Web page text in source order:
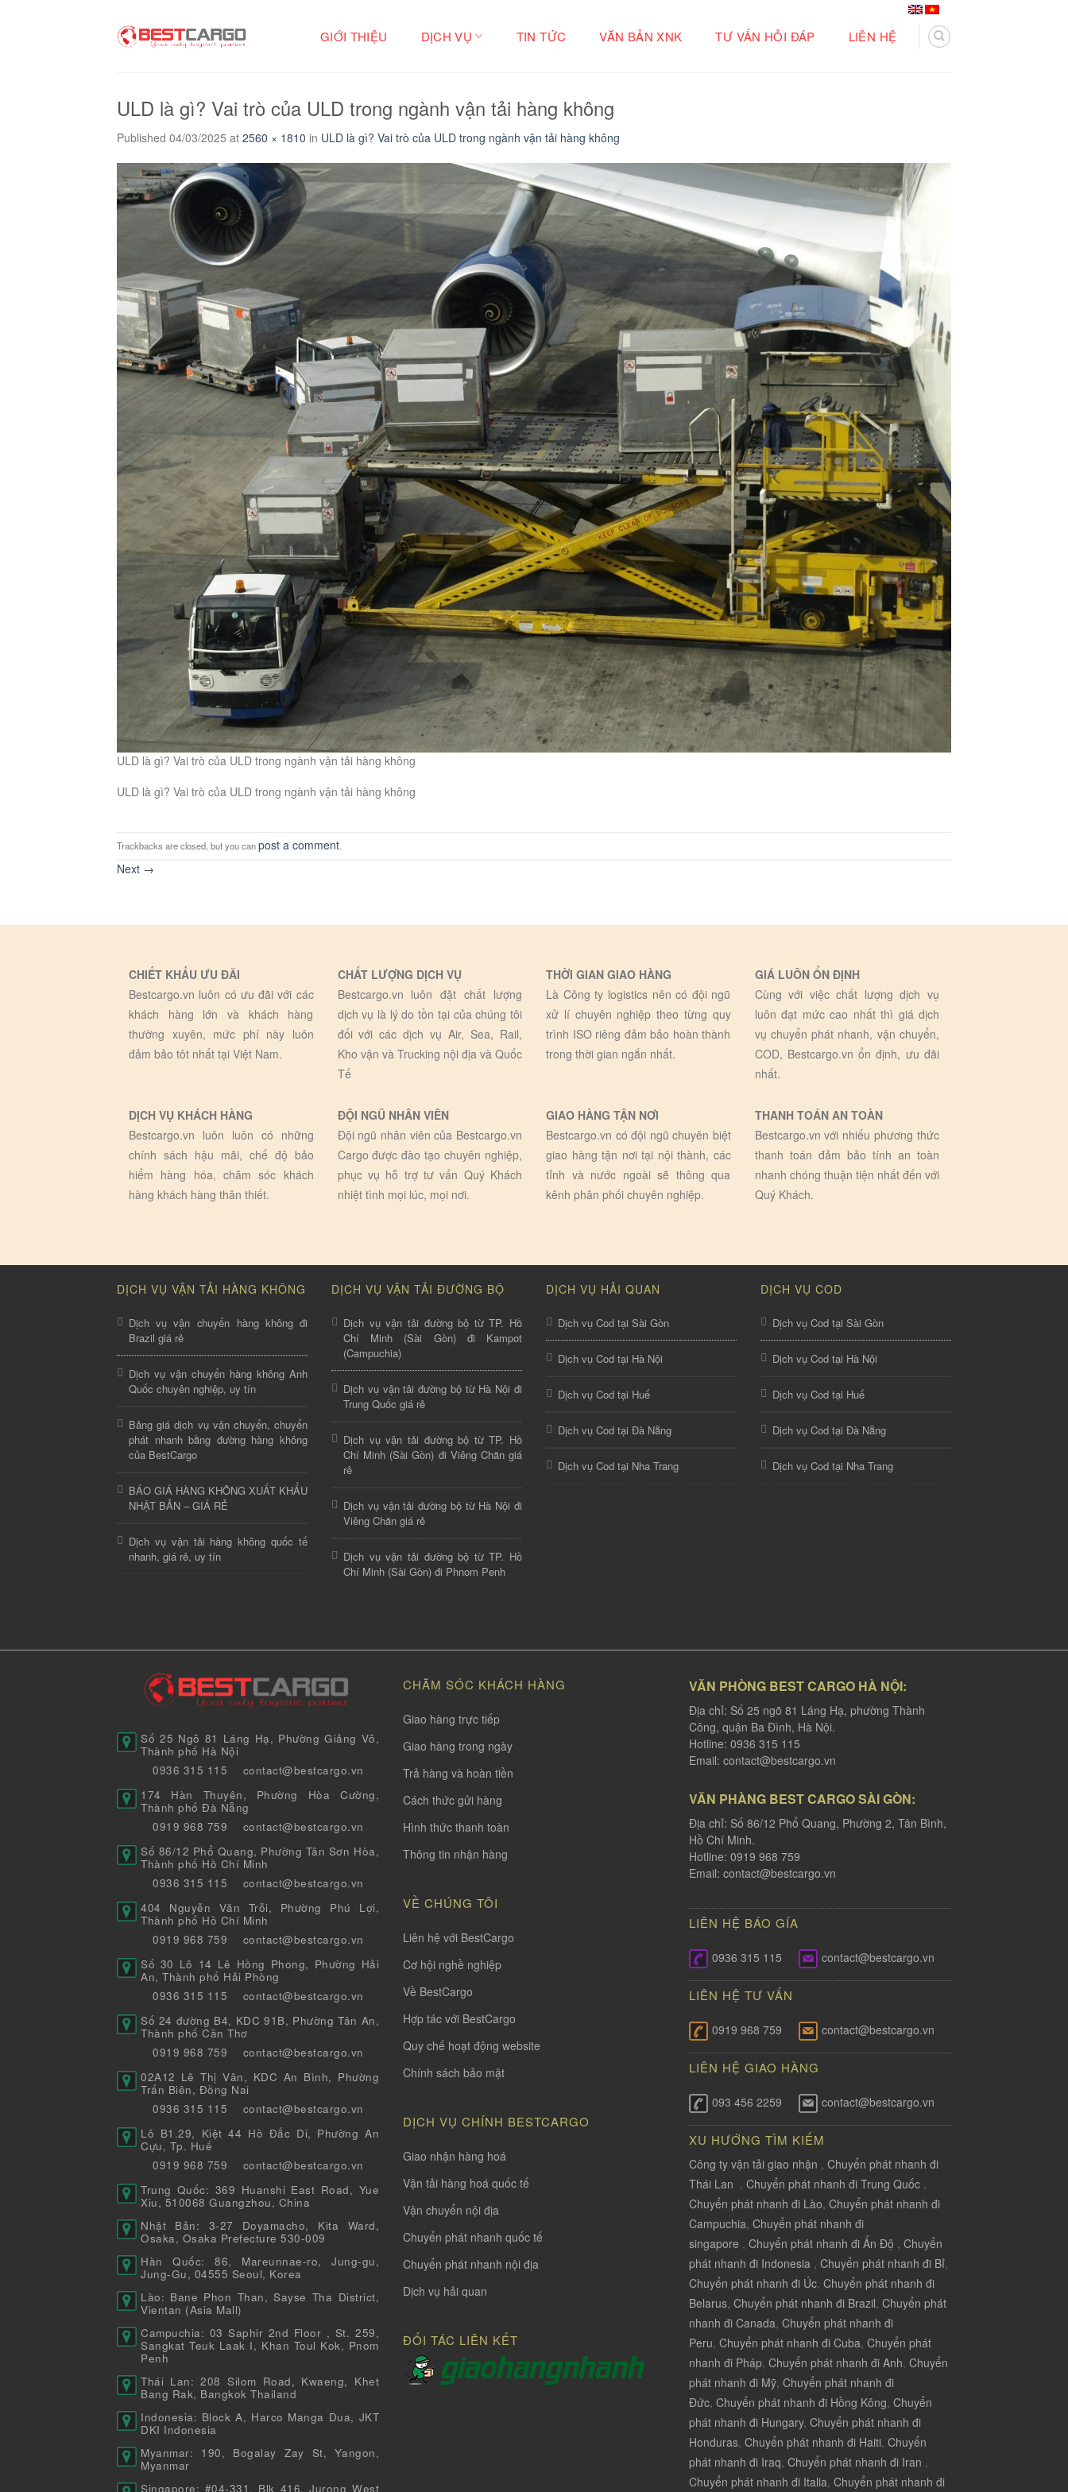
GIỚI THIỆU DỊCH VỤ TIN TỨC VĂN BẢN XNK TƯ VẤN HỎI ĐÁP LIÊN HỆ
ULD là gì? Vai trò của ULD trong ngành vận tải hàng không
Published 04/03/2025 at 2560 × 1810 in ULD là gì? Vai trò của ULD trong ngành vận tải hàng không
ULD là gì? Vai trò của ULD trong ngành vận tải hàng không
ULD là gì? Vai trò của ULD trong ngành vận tải hàng không
Trackbacks are closed, but you canpost a comment.
Next →
CHIẾT KHẤU ƯU ĐÃI
Bestcargo.vn luôn có ưu đãi với các
khách hàng lớn và khách hàng
thường xuyên, mức phí này luôn
đảm bảo tôt nhất tại Việt Nam.
CHẤT LƯỢNG DỊCH VỤ
Bestcargo.vn luôn đặt chất lượng
dịch vụ là lý do tồn tại của chúng tôi
đối với các dịch vụ Air, Sea, Rail,
Kho vận và Trucking nội địa và Quốc
Tế
THỜI GIAN GIAO HÀNG
Là Công ty logistics nên có đội ngũ
xử lí chuyên nghiệp theo từng quy
trình ISO riêng đảm bảo hoàn thành
trong thời gian ngắn nhất.
GIÁ LUÔN ỔN ĐỊNH
Cùng với việc chất lượng dịch vụ
luôn đạt mức cao nhất thì giá dịch
vụ chuyển phát nhanh, vận chuyển,
COD, Bestcargo.vn ổn định, ưu đãi
nhất.
DỊCH VỤ KHÁCH HÀNG
Bestcargo.vn luôn luôn có những
chính sách hậu mãi, chế độ bảo
hiểm hàng hóa, chăm sóc khách
hàng khách hàng thân thiết.
ĐỘI NGŨ NHÂN VIÊN
Đội ngũ nhân viên của Bestcargo.vn
Cargo được đào tạo chuyên nghiệp,
phục vụ hỗ trợ tư vấn Quý Khách
nhiệt tình mọi lúc, mọi nơi.
GIAO HÀNG TẬN NƠI
Bestcargo.vn có đội ngũ chuyên biệt
giao hàng tận nơi tại nội thành, các
tỉnh và nước ngoài sẽ thông qua
kênh phân phối chuyên nghiệp.
THANH TOÁN AN TOÀN
Bestcargo.vn với nhiếu phương thức
thanh toán đảm bảo tính an toàn
nhanh chóng thuận tiện nhất đến với
Quý Khách.
DỊCH VỤ VẬN TẢI HÀNG KHÔNG
Dịch vụ vận chuyển hàng không đi
Brazil giá rẻ
Dịch vụ vận chuyển hàng không Anh
Quốc chuyên nghiệp, uy tín
Bảng giá dịch vụ vận chuyển, chuyển
phát nhanh bằng đường hàng không
của BestCargo
BÁO GIÁ HÀNG KHÔNG XUẤT KHẨU
NHẬT BẢN – GIÁ RẺ
Dịch vụ vận tải hàng không quốc tế
nhanh, giá rẻ, uy tín
DỊCH VỤ VẬN TẢI ĐƯỜNG BỘ
Dịch vụ vận tải đường bộ từ TP. Hồ
Chí Minh (Sài Gòn) đi Kampot
(Campuchia)
Dịch vụ vận tải đường bộ từ Hà Nội đi
Trung Quốc giá rẻ
Dịch vụ vận tải đường bộ từ TP. Hồ
Chí Minh (Sài Gòn) đi Viêng Chăn giá
rẻ
Dịch vụ vận tải đường bộ từ Hà Nội đi
Viêng Chăn giá rẻ
Dịch vụ vận tải đường bộ từ TP. Hồ
Chí Minh (Sài Gòn) đi Phnom Penh
DỊCH VỤ HẢI QUAN
Dịch vụ Cod tại Sài Gòn
Dịch vụ Cod tại Hà Nội
Dịch vụ Cod tại Huế
Dịch vụ Cod tại Đà Nẵng
Dịch vụ Cod tại Nha Trang
DỊCH VỤ COD
Dịch vụ Cod tại Sài Gòn
Dịch vụ Cod tại Hà Nội
Dịch vụ Cod tại Huế
Dịch vụ Cod tại Đà Nẵng
Dịch vụ Cod tại Nha Trang
Số 25 Ngõ 81 Láng Hạ, Phường Giảng Võ,
Thành phố Hà Nội
0936 315 115
contact@bestcargo.vn
174 Hàn Thuyên, Phường Hòa Cường,
Thành phố Đà Nẵng
0919 968 759
contact@bestcargo.vn
Số 86/12 Phổ Quang, Phường Tân Sơn Hòa,
Thành phố Hồ Chí Minh
0936 315 115
contact@bestcargo.vn
404 Nguyễn Văn Trỗi, Phường Phú Lợi,
Thành phố Hồ Chí Minh
0919 968 759
contact@bestcargo.vn
Số 30 Lô 14 Lê Hồng Phong, Phường Hải
An, Thành phố Hải Phòng
0936 315 115
contact@bestcargo.vn
Số 24 đường B4, KDC 91B, Phường Tân An,
Thành phố Cần Thơ
0919 968 759
contact@bestcargo.vn
02A12 Lê Thị Vân, KDC An Bình, Phường
Trấn Biên, Đồng Nai
0936 315 115
contact@bestcargo.vn
Lô B1.29, Kiệt 44 Hồ Đắc Di, Phường An
Cựu, Tp. Huế
0919 968 759
contact@bestcargo.vn
Trung Quốc: 369 Huanshi East Road, Yue
Xiu, 510068 Guangzhou, China
Nhật Bản: 3-27 Doyamacho, Kita Ward,
Osaka, Osaka Prefecture 530-009
Hàn Quốc: 86, Mareunnae-ro, Jung-gu,
Jung-Gu, 04555 Seoul, Korea
Lào: Bane Phon Than, Sayse Tha District,
Vientan (Asia Mall)
Campuchia: 03 Saphir 2nd Floor , St. 259,
Sangkat Teuk Laak I, Khan Toul Kok, Pnom
Penh
Thái Lan: 208 Silom Road, Kwaeng, Khet
Bang Rak, Bangkok Thailand
Indonesia: Block A, Harco Manga Dua, JKT
DKI Indonesia
Myanmar: 190, Bogalay Zay St, Yangon,
Myanmar
Singapore: #04-331, Blk 416, Jurong West
CHĂM SÓC KHÁCH HÀNG
Giao hàng trực tiếp
Giao hàng trong ngày
Trả hàng và hoàn tiền
Cách thức gửi hàng
Hình thức thanh toàn
Thông tin nhận hàng
VỀ CHÚNG TÔI
Liên hệ với BestCargo
Cơ hội nghề nghiệp
Về BestCargo
Hợp tác với BestCargo
Quy chế hoạt động website
Chính sách bảo mật
DỊCH VỤ CHÍNH BESTCARGO
Giao nhận hàng hoá
Vận tải hàng hoá quốc tế
Vận chuyển nội địa
Chuyển phát nhanh quốc tế
Chuyển phát nhanh nội địa
Dịch vụ hải quan
ĐỐI TÁC LIÊN KẾT
VĂN PHÒNG BEST CARGO HÀ NỘI:
Địa chỉ: Số 25 ngõ 81 Láng Hạ, phường Thành
Công, quận Ba Đình, Hà Nội.
Hotline: 0936 315 115
Email: contact@bestcargo.vn
VĂN PHÀNG BEST CARGO SÀI GÒN:
Địa chỉ: Số 86/12 Phổ Quang, Phường 2, Tân Bình,
Hồ Chí Minh.
Hotline: 0919 968 759
Email: contact@bestcargo.vn
LIÊN HỆ BÁO GÍA
0936 315 115 contact@bestcargo.vn
LIÊN HỆ TƯ VẤN
0919 968 759 contact@bestcargo.vn
LIÊN HỆ GIAO HÀNG
093 456 2259 contact@bestcargo.vn
XU HƯỚNG TÌM KIẾM
Công ty vận tải giao nhận , Chuyển phát nhanh đi
Thái Lan , Chuyển phát nhanh đi Trung Quốc ,
Chuyển phát nhanh đi Lào, Chuyển phát nhanh đi
Campuchia, Chuyển phát nhanh đi
singapore , Chuyển phát nhanh đi Ấn Độ , Chuyển
phát nhanh đi Indonesia , Chuyển phát nhanh đi Bỉ,
Chuyển phát nhanh đi Úc, Chuyển phát nhanh đi
Belarus, Chuyển phát nhanh đi Brazil, Chuyển phát
nhanh đi Canada, Chuyển phát nhanh đi
Peru, Chuyển phát nhanh đi Cuba, Chuyển phát
nhanh đi Pháp, Chuyển phát nhanh đi Anh, Chuyển
phát nhanh đi Mỹ, Chuyển phát nhanh đi
Đức, Chuyển phát nhanh đi Hồng Kông, Chuyển
phát nhanh đi Hungary, Chuyển phát nhanh đi
Honduras, Chuyển phát nhanh đi Haiti, Chuyển
phát nhanh đi Iraq, Chuyển phát nhanh đi Iran ,
Chuyển phát nhanh đi Italia, Chuyển phát nhanh đi